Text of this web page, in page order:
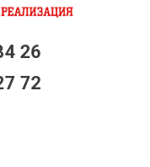
26
72